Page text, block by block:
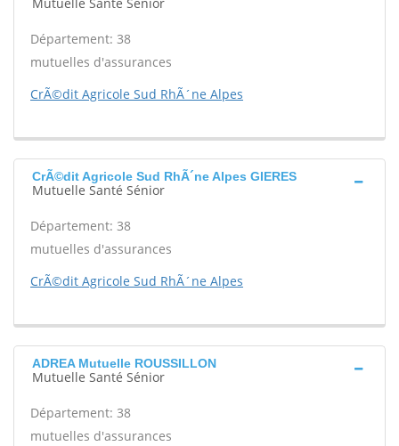
Département: 38
mutuelles d'assurances
CrÃ©dit Agricole Sud RhÃ´ne Alpes
CrÃ©dit Agricole Sud RhÃ´ne Alpes GIERES
Mutuelle Santé Sénior
Département: 38
mutuelles d'assurances
CrÃ©dit Agricole Sud RhÃ´ne Alpes
ADREA Mutuelle ROUSSILLON
Mutuelle Santé Sénior
Département: 38
mutuelles d'assurances